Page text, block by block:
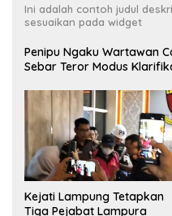
Ini adalah contoh judul
sesuaikan pada widget
Penipu Ngaku Wartawan
Sebar Teror Modus
Kejati Lampung Tetapkan
Tiga Pejabat Lampura